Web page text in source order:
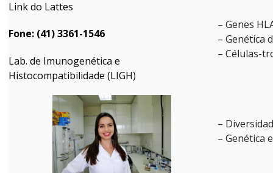
Link do Lattes
Fone: (41) 3361-1546
Lab. de Imunogenética e
Histocompatibilidade (LIGH)
– Genes
– Genética
– Células-
–
– Genética